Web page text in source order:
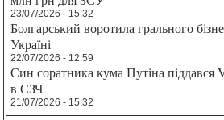
23/07/2026 - 15:32
Болгарський воротила грального
Україні
22/07/2026 - 12:59
Син соратника кума Путіна піддався
в СЗЧ
21/07/2026 - 15:32